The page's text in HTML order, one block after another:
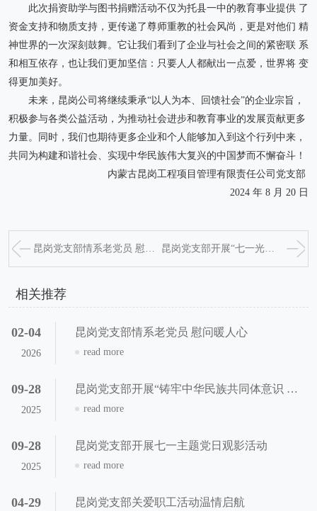
此次捐资助学与图书捐赠活动不仅为托县一中的教育事业提供 了
资金支持和物质支持，更传递了尊师重教的社会风尚，更是对他们 精
神世界的一次深刻鼓舞。它让我们看到了企业与社会之间的紧密联 系
和相互依存，也让我们更加坚信：只要人人都献出一点爱，世界将 变
得更加美好。
未来，昆岗公司将继续秉承“以人为本、回馈社会”的企业宗旨，
积极参与各类公益活动，为推动社会进步和教育事业的发展贡献更多
力量。同时，我们也期待更多企业和个人能够加入到这个行列中来，
共同为构建和谐社会、实现中华民族伟大复兴的中国梦而不懈奋斗！
内蒙古昆岗工程项目管理有限责任公司党支部
2024 年 8 月 20 日
昆岗党支部情系老党员 慰问暖人心 昆岗党支部开展“七一光辉照华夏、百年征程铸辉煌”主 题党日活动
相关推荐
02-04
2026
昆岗党支部情系老党员 慰问暖人心
read more
09-28
2025
昆岗党支部开展“铸牢中华民族共同体意识 谱写非公经济发展新篇章”主题学习活动
read more
09-28
2025
昆岗党支部开展七一主题党日观影活动
read more
04-29 昆岗党支部关爱职工活动温情启航